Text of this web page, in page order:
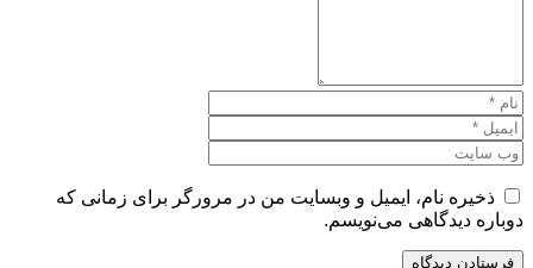
ذخیره نام، ایمیل و وبسایت من در مرورگر برای زمانی که
دوباره دیدگاهی می‌نویسم.